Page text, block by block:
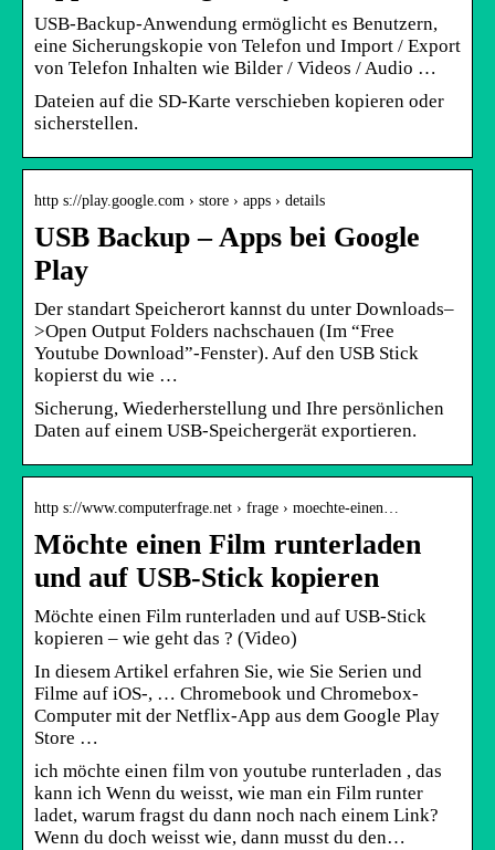
USB-Backup-Anwendung ermöglicht es Benutzern,
eine Sicherungskopie von Telefon und Import / Export
von Telefon Inhalten wie Bilder / Videos / Audio …
Dateien auf die SD-Karte verschieben kopieren oder
sicherstellen.
http s://play.google.com › store › apps › details
USB Backup – Apps bei Google
Play
Der standart Speicherort kannst du unter Downloads–
>Open Output Folders nachschauen (Im “Free
Youtube Download”-Fenster). Auf den USB Stick
kopierst du wie …
Sicherung, Wiederherstellung und Ihre persönlichen
Daten auf einem USB-Speichergerät exportieren.
http s://www.computerfrage.net › frage › moechte-einen…
Möchte einen Film runterladen
und auf USB-Stick kopieren
Möchte einen Film runterladen und auf USB-Stick
kopieren – wie geht das ? (Video)
In diesem Artikel erfahren Sie, wie Sie Serien und
Filme auf iOS-, … Chromebook und Chromebox-
Computer mit der Netflix-App aus dem Google Play
Store …
ich möchte einen film von youtube runterladen , das
kann ich Wenn du weisst, wie man ein Film runter
ladet, warum fragst du dann noch nach einem Link?
Wenn du doch weisst wie, dann musst du den…